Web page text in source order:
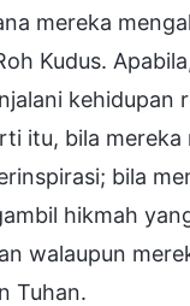
mereka
Kudus.
kehidupan
itu, bila
bila
hikmah
walaupun
Tuhan.